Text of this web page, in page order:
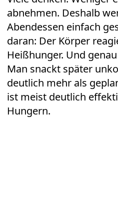
abnehmen. Deshalb
Abendessen einfach
daran: Der Körper
Heißhunger. Und
Man snackt später
deutlich mehr als
ist meist deutlich
Hungern.